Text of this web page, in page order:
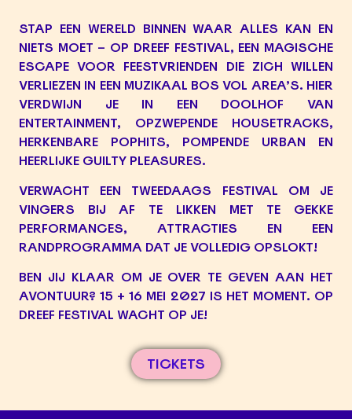
STAP EEN WERELD BINNEN WAAR ALLES KAN EN
NIETS MOET – OP DREEF FESTIVAL, EEN MAGISCHE
ESCAPE VOOR FEESTVRIENDEN DIE ZICH WILLEN
VERLIEZEN IN EEN MUZIKAAL BOS VOL AREA’S. HIER
VERDWIJN JE IN EEN DOOLHOF VAN
ENTERTAINMENT, OPZWEPENDE HOUSETRACKS,
HERKENBARE POPHITS, POMPENDE URBAN EN
HEERLIJKE GUILTY PLEASURES.
VERWACHT EEN TWEEDAAGS FESTIVAL OM JE
VINGERS BIJ AF TE LIKKEN MET TE GEKKE
PERFORMANCES, ATTRACTIES EN EEN
RANDPROGRAMMA DAT JE VOLLEDIG OPSLOKT!
BEN JIJ KLAAR OM JE OVER TE GEVEN AAN HET
AVONTUUR? 15 + 16 MEI 2027 IS HET MOMENT. OP
DREEF FESTIVAL WACHT OP JE!
TICKETS